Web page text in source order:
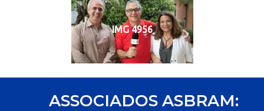
IMG 4956
ASSOCIADOS ASBRAM: